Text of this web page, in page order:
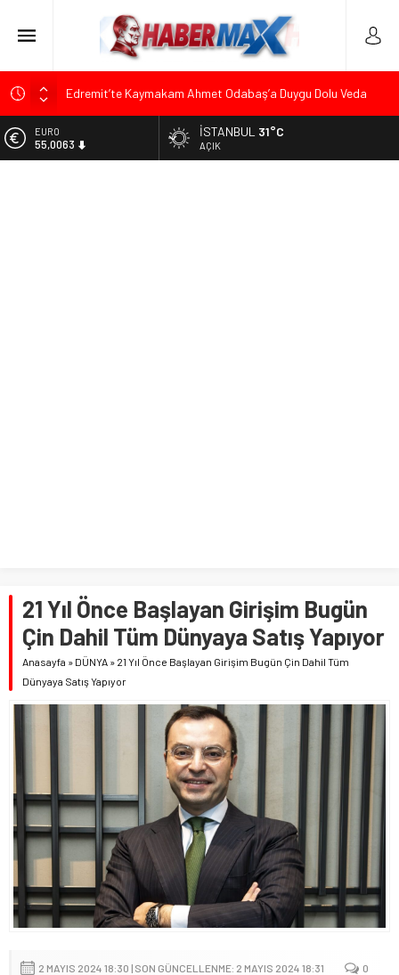
Edremit’te Kaymakam Ahmet Odabaş’a Duygu Dolu Veda
Tarihçi Yusuf Halaçoğlu’ndan TBMM’ye Sunulan Yasa Teklifine
Sert Eleştiri: “Osmanlı’nın Hukuk Anlayışının Gerisine
ALTIN
6.543,59
İSTANBUL 31°C
AÇIK
21 Yıl Önce Başlayan Girişim Bugün
Çin Dahil Tüm Dünyaya Satış Yapıyor
Anasayfa » DÜNYA » 21 Yıl Önce Başlayan Girişim Bugün Çin Dahil Tüm
Dünyaya Satış Yapıyor
2 MAYIS 2024 18:30 | SON GÜNCELLENME: 2 MAYIS 2024 18:31 0